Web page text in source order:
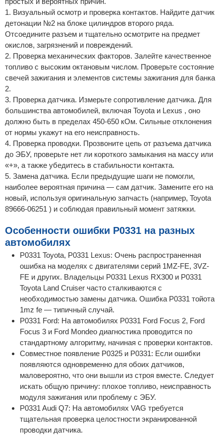
1. Визуальный осмотр и проверка контактов. Найдите датчик
детонации №2 на блоке цилиндров второго ряда.
Отсоедините разъем и тщательно осмотрите на предмет
окислов, загрязнений и повреждений.
2. Проверка механических факторов. Залейте качественное
топливо с высоким октановым числом. Проверьте состояние
свечей зажигания и элементов системы зажигания для банка
2.
3. Проверка датчика. Измерьте сопротивление датчика. Для
большинства автомобилей, включая Toyota и Lexus , оно
должно быть в пределах 450-650 кОм. Сильные отклонения
от нормы укажут на его неисправность.
4. Проверка проводки. Прозвоните цепь от разъема датчика
до ЭБУ, проверьте нет ли короткого замыкания на массу или
«+», а также убедитесь в стабильности контакта.
5. Замена датчика. Если предыдущие шаги не помогли,
наиболее вероятная причина — сам датчик. Замените его на
новый, используя оригинальную запчасть (например, Toyota
89666-06251 ) и соблюдая правильный момент затяжки.
Особенности ошибки P0331 на разных
автомобилях
P0331 Toyota, P0331 Lexus: Очень распространенная
ошибка на моделях с двигателями серий 1MZ-FE, 3VZ-
FE и других. Владельцы P0331 Lexus RX300 и P0331
Toyota Land Cruiser часто сталкиваются с
необходимостью замены датчика. Ошибка P0331 тойота
1mz fe — типичный случай.
P0331 Ford: На автомобилях P0331 Ford Focus 2, Ford
Focus 3 и Ford Mondeo диагностика проводится по
стандартному алгоритму, начиная с проверки контактов.
Совместное появление P0325 и P0331: Если ошибки
появляются одновременно для обоих датчиков,
маловероятно, что они вышли из строя вместе. Следует
искать общую причину: плохое топливо, неисправность
модуля зажигания или проблему с ЭБУ.
P0331 Audi Q7: На автомобилях VAG требуется
тщательная проверка целостности экранированной
проводки датчика.